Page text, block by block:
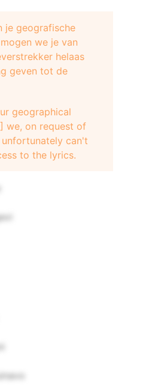
corpo
je geografische
we je van
helaas
geven tot de
geographical
we, on request of
unfortunately can't
to the lyrics.